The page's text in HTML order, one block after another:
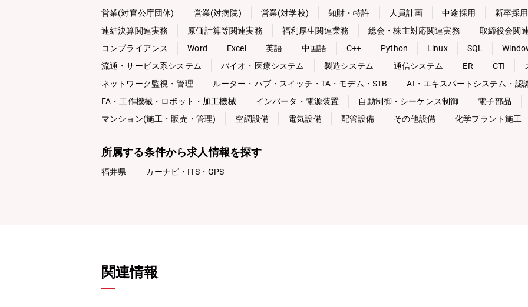
営業(対官公庁団体) 営業(対病院) 営業(対学校) 知財・特許 人員計画 中途採用
新卒採用
連結決算関連実務
原価計算等関連実務 福利厚生関連業務 総会・株主対応関連実務
取締役会関
コンプライアンス
Word Excel 英語 中国語 C++ Python Linux SQL
流通・サービス系システム
バイオ・医療システム 製造システム 通信システム ER CTI
ネットワーク監視・管理
ルーター・ハブ・スイッチ・TA・モデム・STB
AI・エキスパートシステム・認
FA・工作機械・ロボット・加工機械
インバータ・電源装置 自動制御・シーケンス制御
電子部品
マンション(施工・販売・管理)
空調設備 電気設備 配管設備 その他設備 化学プラント施工
所属する条件から求人情報を探す
福井県 カーナビ・ITS・GPS
関連情報